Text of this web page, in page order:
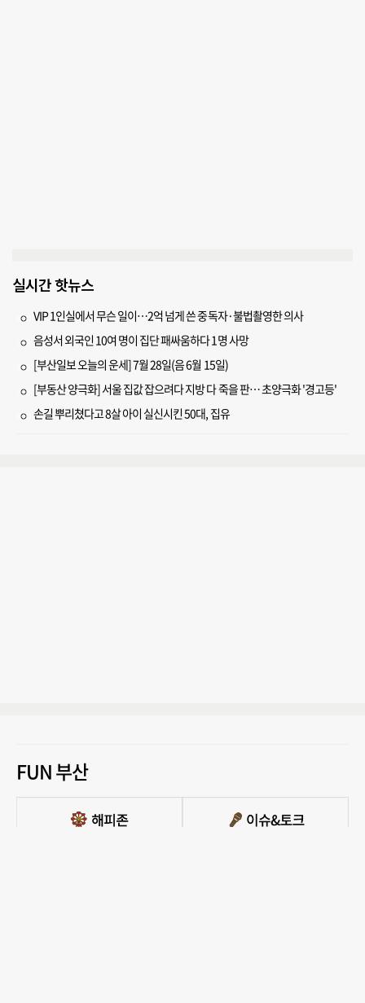
실시간 핫뉴스
VIP 1인실에서 무슨 일이…2억 넘게 쓴 중독자·불법촬영한 의사
음성서 외국인 10여 명이 집단 패싸움하다 1명 사망
[부산일보 오늘의 운세] 7월 28일(음 6월 15일)
[부동산 양극화] 서울 집값 잡으려다 지방 다 죽을 판… 초양극화 '경고등'
손길 뿌리쳤다고 8살 아이 실신시킨 50대, 집유
FUN 부산